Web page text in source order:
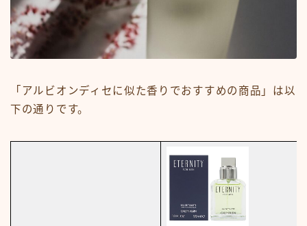
「アルビオンディセに似た香りでおすすめの商品」は以
下の通りです。